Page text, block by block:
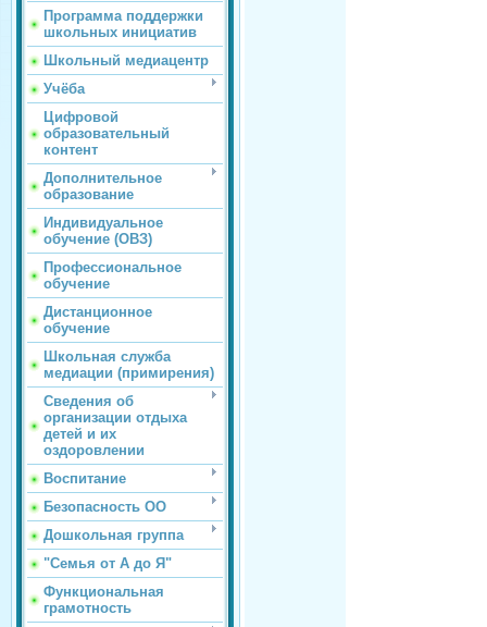
Программа поддержки
школьных инициатив
Школьный медиацентр
Учёба
Цифровой
образовательный
контент
Дополнительное
образование
Индивидуальное
обучение (ОВЗ)
Профессиональное
обучение
Дистанционное
обучение
Школьная служба
медиации (примирения)
Сведения об
организации отдыха
детей и их
оздоровлении
Воспитание
Безопасность ОО
Дошкольная группа
"Семья от А до Я"
Функциональная
грамотность